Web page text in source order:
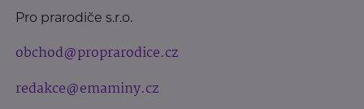
Pro prarodiče s.r.o.
obchod@proprarodice.cz
redakce@emaminy.cz